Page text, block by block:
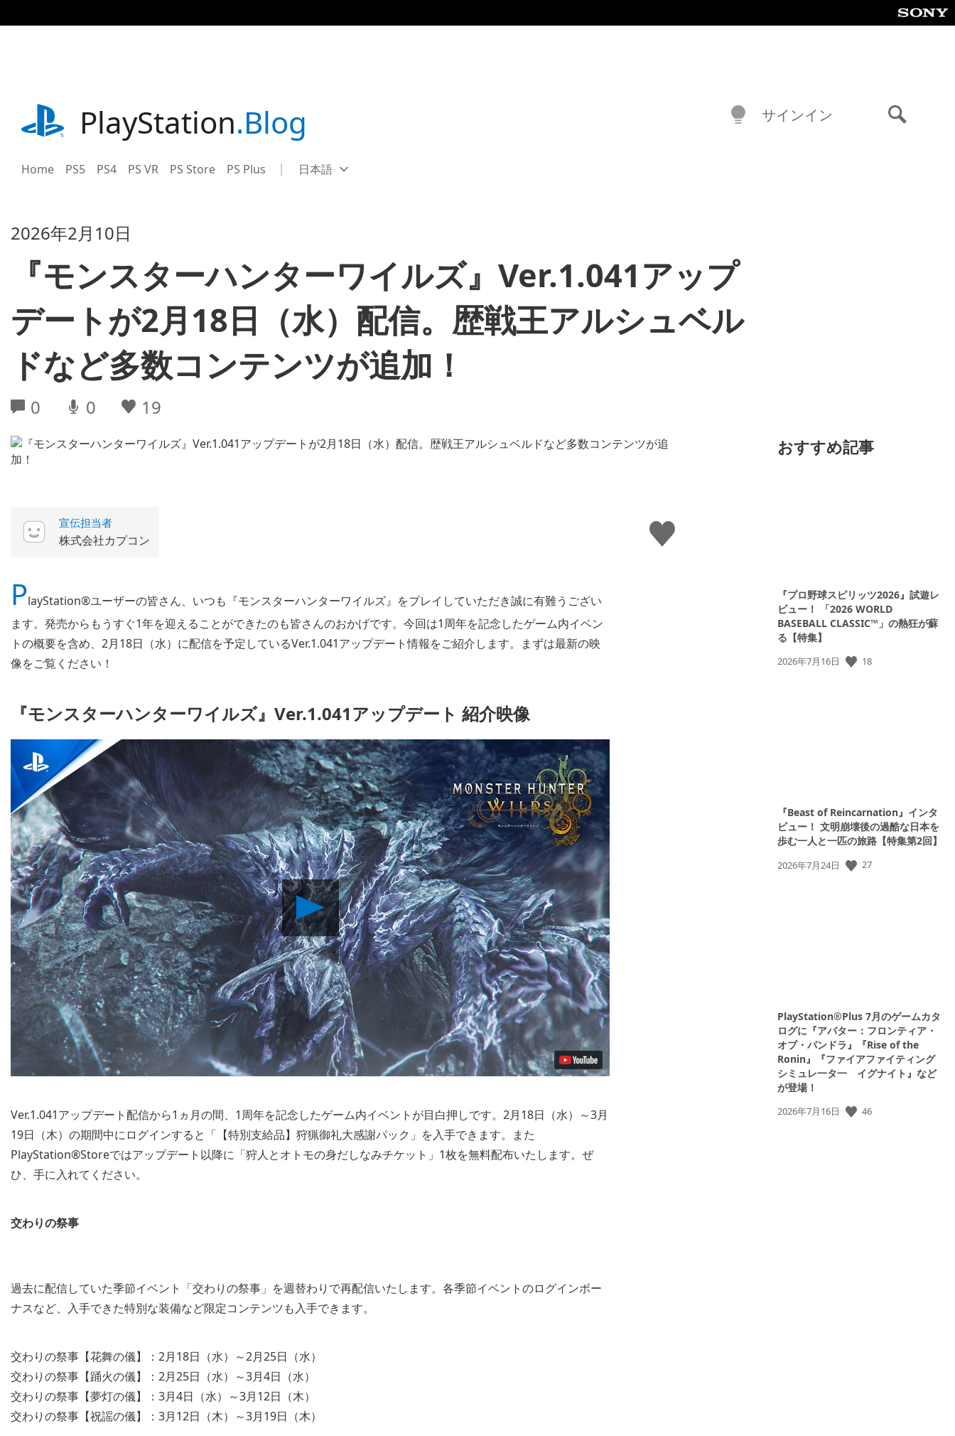
事
playstation.comPlayStation.Blog
Home PS5 PS4 PS VR PS Store PS Plus Select
Current
日本語
サインイン
2026年2月10日
『モンスターハンターワイルズ』Ver.1.041アップ
デートが2月18日（水）配信。歴戦王アルシュベル
ドなど多数コンテンツが追加！
0 0 19
い
い
ね
宣伝担当者
株式会社カプコン
PlayStation®ユーザーの皆さん、いつも『モンスターハンターワイルズ』をプレイしていただき誠に有難うござい
ます。発売からもうすぐ1年を迎えることができたのも皆さんのおかげです。今回は1周年を記念したゲーム内イベン
トの概要を含め、2月18日（水）に配信を予定しているVer.1.041アップデート情報をご紹介します。まずは最新の映
像をご覧ください！
『モンスターハンターワイルズ』Ver.1.041アップデート 紹介映像
Play
Video
Ver.1.041アップデート配信から1ヵ月の間、1周年を記念したゲーム内イベントが目白押しです。2月18日（水）～3月
19日（木）の期間中にログインすると「【特別支給品】狩猟御礼大感謝パック」を入手できます。また
PlayStation®Storeではアップデート以降に「狩人とオトモの身だしなみチケット」1枚を無料配布いたします。ぜ
ひ、手に入れてください。
交わりの祭事
過去に配信していた季節イベント「交わりの祭事」を週替わりで再配信いたします。各季節イベントのログインボー
ナスなど、入手できた特別な装備など限定コンテンツも入手できます。
交わりの祭事【花舞の儀】：2月18日（水）～2月25日（水）
交わりの祭事【踊火の儀】：2月25日（水）～3月4日（水）
交わりの祭事【夢灯の儀】：3月4日（水）～3月12日（木）
交わりの祭事【祝謡の儀】：3月12日（木）～3月19日（木）
おすすめ記事
『プロ野球スピリッツ2026』試遊レ
ビュー！ 「2026 WORLD
BASEBALL CLASSIC™」の熱狂が蘇
る【特集】
公
2026年7月16日 18
『Beast of Reincarnation』インタ
ビュー！ 文明崩壊後の過酷な日本を
歩む一人と一匹の旅路【特集第2回】
公
2026年7月24日 27
PlayStation®Plus 7月のゲームカタ
ログに『アバター：フロンティア・
オブ・パンドラ』『Rise of the
Ronin』『ファイアファイティング
シミュレ一タ一 イグナイト』など
が登場！
公
2026年7月16日 46